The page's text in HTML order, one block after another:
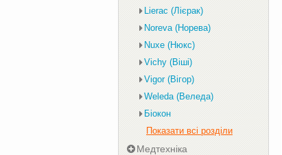
Lierac (Лієрак)
Noreva (Норева)
Nuxe (Нюкс)
Vichy (Віші)
Vigor (Вігор)
Weleda (Веледа)
Біокон
Показати всі розділи
Медтехніка